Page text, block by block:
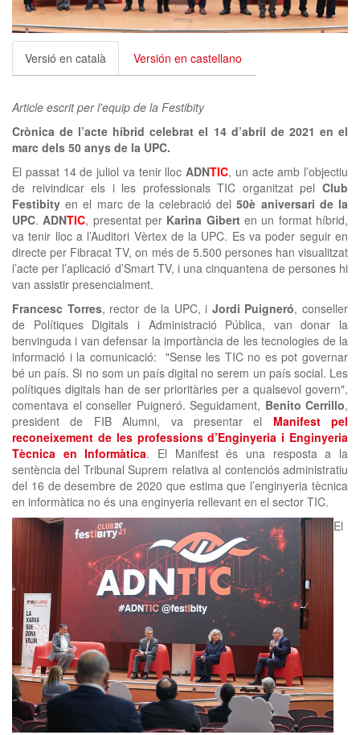
Versió en català Versión en castellano
Article escrit per l'equip de la Festibity
Crònica de l’acte híbrid celebrat el 14 d’abril de 2021 en el
marc dels 50 anys de la UPC.
El passat 14 de juliol va tenir lloc ADNTIC, un acte amb l’objectiu
de reivindicar els i les professionals TIC organitzat pel Club
Festibity en el marc de la celebració del50è aniversari de la
UPC.ADNTIC, presentat per Karina Giberten un format híbrid,
va tenir lloc a l’Auditori Vèrtex de la UPC. Es va poder seguir en
directe per Fibracat TV, on més de 5.500 persones han visualitzat
l’acte per l’aplicació d’Smart TV, i una cinquantena de persones hi
van assistir presencialment.
Francesc Torres, rector de la UPC, i Jordi Puigneró, conseller
de Polítiques Digitals i Administració Pública, van donar la
benvinguda i van defensar la importància de les tecnologies de la
informació i la comunicació: "Sense les TIC no es pot governar
bé un país. Si no som un país digital no serem un país social. Les
polítiques digitals han de ser prioritàries per a qualsevol govern",
comentava el conseller Puigneró. Seguidament, Benito Cerrillo,
president de FIB Alumni, va presentar el Manifest pel
reconeixement de les professions d’Enginyeria i Enginyeria
Tècnica en Informàtica. El Manifest és una resposta a la
sentència del Tribunal Suprem relativa al contenciós administratiu
del 16 de desembre de 2020 que estima que l’enginyeria tècnica
en informàtica no és una enginyeria rellevant en el sector TIC.
El